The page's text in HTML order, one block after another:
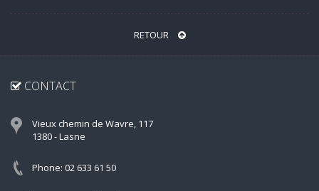
RETOUR
CONTACT
Vieux chemin de Wavre, 117
1380 - Lasne
Phone: 02 633 61 50